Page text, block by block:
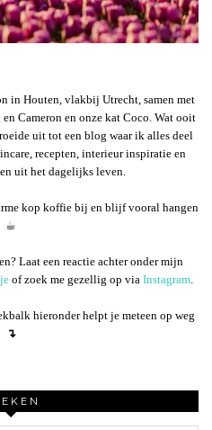
in Houten, vlakbij Utrecht, samen met
Cameron en onze kat Coco. Wat ooit
uit tot een blog waar ik alles deel
recepten, interieur inspiratie en
uit het dagelijks leven.
kop koffie bij en blijf vooral hangen
☕︎
Laat een reactie achter onder mijn
of zoek me gezellig op via Instagram.
hieronder helpt je meteen op weg
↴